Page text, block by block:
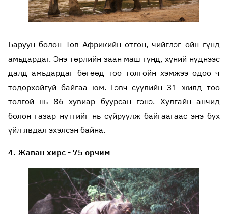
Баруун болон Төв Африкийн өтгөн, чийглэг ойн гүнд
амьдардаг. Энэ төрлийн заан маш гүнд, хүний нүднээс
далд амьдардаг бөгөөд тоо толгойн хэмжээ одоо ч
тодорхойгүй байгаа юм. Гэвч сүүлийн 31 жилд тоо
толгой нь 86 хувиар буурсан гэнэ. Хулгайн анчид
болон газар нутгийг нь сүйрүүлж байгаагаас энэ бүх
үйл явдал эхэлсэн байна.
4. Жаван хирс - 75 орчим